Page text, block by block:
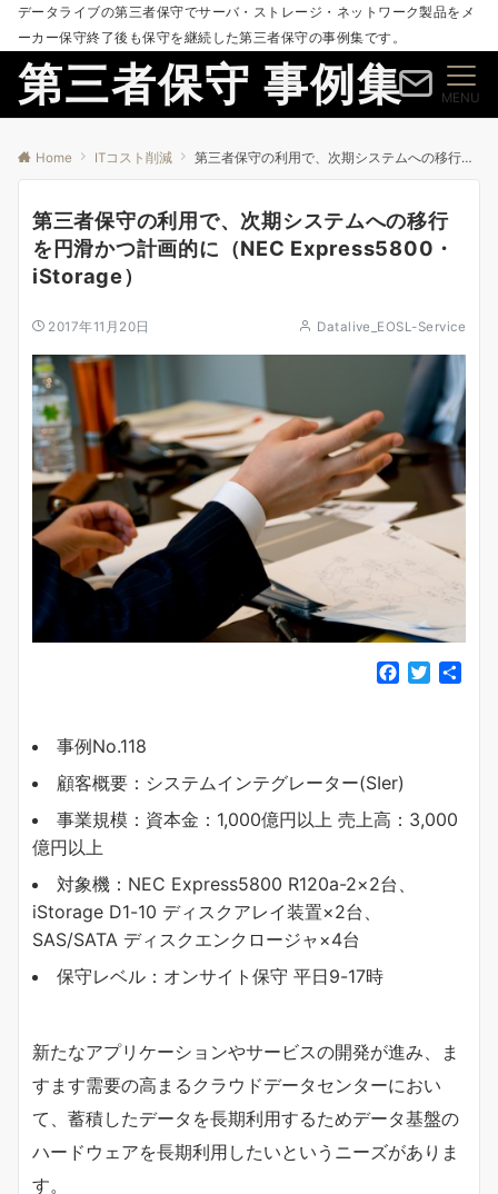
データライブの第三者保守でサーバ・ストレージ・ネットワーク製品をメ
ーカー保守終了後も保守を継続した第三者保守の事例集です。
第三者保守 事例集 MENU
Home ITコスト削減 第三者保守の利用で、次期システムへの移行を円滑かつ計画的に（NEC Express5800・iStorage）
第三者保守の利用で、次期システムへの移行
を円滑かつ計画的に（NEC Express5800・
iStorage）
2017年11月20日 Datalive_EOSL-Service
o
k
事例No.118
顧客概要：システムインテグレーター(SIer)
事業規模：資本金：1,000億円以上 売上高：3,000
億円以上
対象機：NEC Express5800 R120a-2×2台、
iStorage D1-10 ディスクアレイ装置×2台、
SAS/SATA ディスクエンクロージャ×4台
保守レベル：オンサイト保守 平日9-17時
新たなアプリケーションやサービスの開発が進み、ま
すます需要の高まるクラウドデータセンターにおい
て、蓄積したデータを長期利用するためデータ基盤の
ハードウェアを長期利用したいというニーズがありま
す。